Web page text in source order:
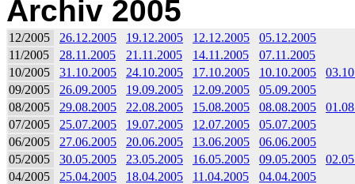
Archiv 2005
12/2005 26.12.2005 19.12.2005 12.12.2005
05.12.2005
11/2005
28.11.2005 21.11.2005 14.11.2005
07.11.2005
10/2005
31.10.2005 24.10.2005 17.10.2005 10.10.2005
09/2005
26.09.2005 19.09.2005 12.09.2005
05.09.2005
08/2005
29.08.2005 22.08.2005 15.08.2005 08.08.2005
07/2005
25.07.2005 19.07.2005 12.07.2005
05.07.2005
06/2005
27.06.2005 20.06.2005 13.06.2005
06.06.2005
05/2005
30.05.2005 23.05.2005 16.05.2005 09.05.2005
04/2005
25.04.2005 18.04.2005 11.04.2005
04.04.2005